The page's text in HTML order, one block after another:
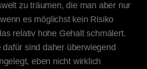
zu träumen, die man aber nur
es möglichst kein Risiko
relativ hohe Gehalt schmälert.
dafür sind daher überwiegend
eben nicht wirklich